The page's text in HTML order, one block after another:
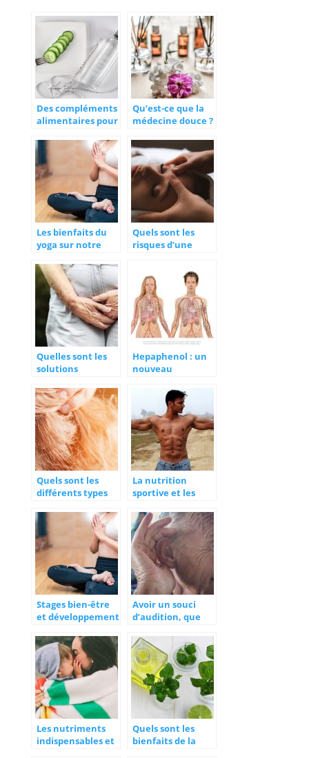
Des compléments
alimentaires pour
Qu’est-ce que la
médecine douce ?
Les bienfaits du
yoga sur notre
Quels sont les
risques d’une
Quelles sont les
solutions
connaître pour
guérir
l’incontinence
urinaire ?
Hepaphenol : un
nouveau
prendre soin de
votre foie
Quels sont les
différents types
surdité ?
La nutrition
sportive et les
de compléments
Stages bien-être
et développement
agenda des
évènements
Avoir un souci
d’audition, que
Les nutriments
indispensables et
Quels sont les
bienfaits de la